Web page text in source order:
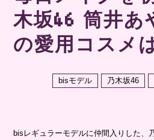
木坂46 筒井あ
の愛用コスメ
bisモデル 乃木坂46
bisレギュラーモデルに仲間入りした、